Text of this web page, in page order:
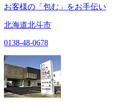
お客様の「包む」をお手伝い
北海道北斗市
0138-48-0678